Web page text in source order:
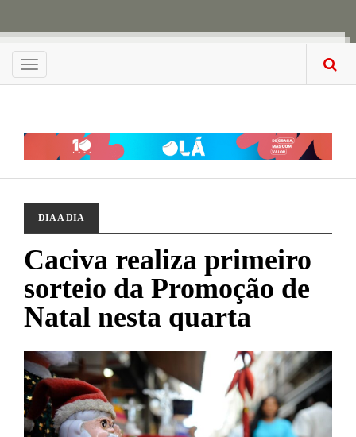
Menu
DIA A DIA
Caciva realiza primeiro
sorteio da Promoção de
Natal nesta quarta